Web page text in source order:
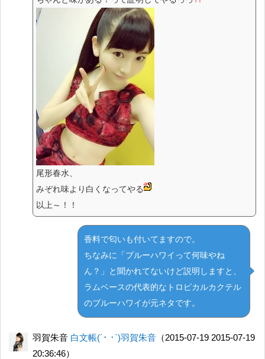
尾形春水、
みぞれ味より白くなってやる
以上～！！
香料で匂いも付いてますので。
ちなみに「ブルーハワイって何味やね
ん？」と聞かれてないけど説明しますと、
ラムベースの代表的なトロピカルカクテル
のブルーハワイが元ネタです。
羽賀朱音 白文帳(´･ ･`)羽賀朱音 （2015-07-19 2015-07-19
20:36:46）